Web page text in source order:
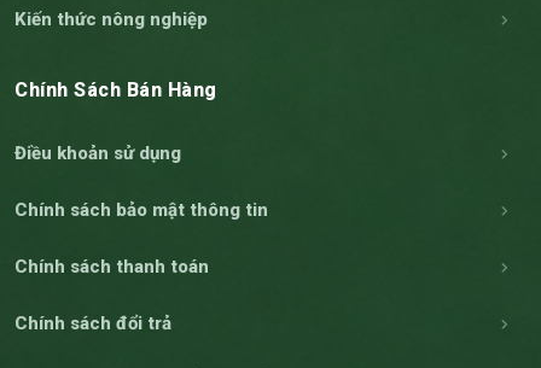
Kiến thức nông nghiệp
Chính Sách Bán Hàng
Điều khoản sử dụng
Chính sách bảo mật thông tin
Chính sách thanh toán
Chính sách đổi trả